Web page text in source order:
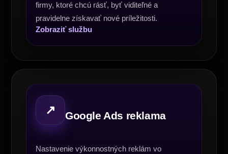
firmy, ktoré chcú rásť, byť viditeľné a
pravidelne získavať nové príležitosti.
Zobraziť službu
↗ Google Ads reklama
Nastavenie výkonnostných reklám vo